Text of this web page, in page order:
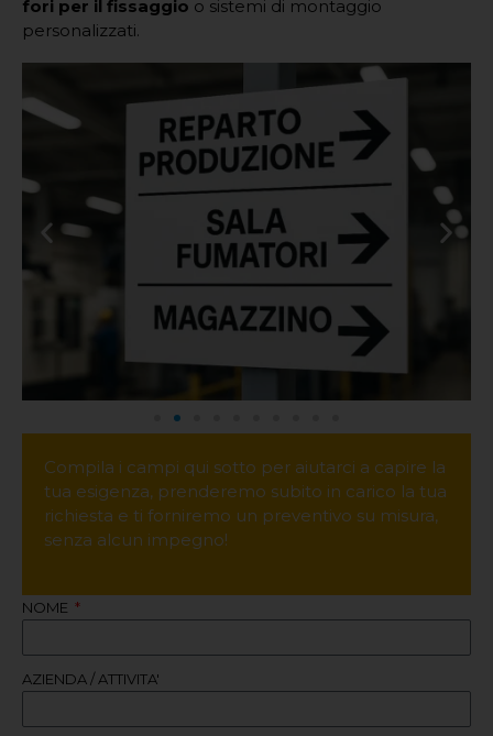
fori per il fissaggio o sistemi di montaggio
personalizzati.
Compila i campi qui sotto per aiutarci a capire la
tua esigenza, prenderemo subito in carico la tua
richiesta e ti forniremo un preventivo su misura,
senza alcun impegno!
NOME
AZIENDA / ATTIVITA'